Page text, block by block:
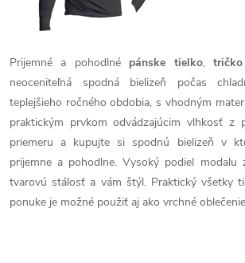
i
e
p
r
v
Prijemné a pohodlné pánske tielko, tričko
neoceniteľná spodná bielizeň počas
teplejšieho ročného obdobia, s vhodným
praktickým prvkom odvádzajúcim vlhkosť z
priemeru a kupujte si spodnú bielizeň v
prijemne a pohodlne. Vysoký podiel
tvarovú stálosť a vám štýl. Praktický všetky
ponuke je možné použiť aj ako vrchné